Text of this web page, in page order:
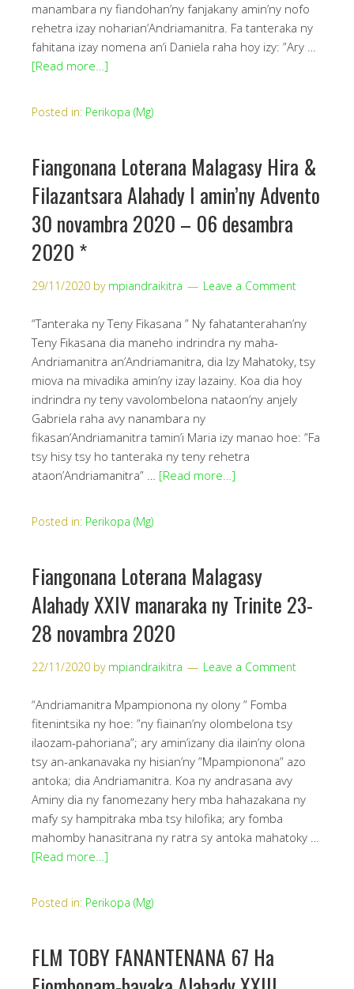
manambara ny fiandohan’ny fanjakany amin’ny nofo
rehetra izay noharian’Andriamanitra. Fa tanteraka ny
fahitana izay nomena an’i Daniela raha hoy izy: ”Ary …
[Read more…]
Posted in: Perikopa (Mg)
Fiangonana Loterana Malagasy Hira &
Filazantsara Alahady I amin’ny Advento
30 novambra 2020 – 06 desambra
2020 *
29/11/2020 by mpiandraikitra Leave a Comment
“Tanteraka ny Teny Fikasana ” Ny fahatanterahan’ny
Teny Fikasana dia maneho indrindra ny maha-
Andriamanitra an’Andriamanitra, dia Izy Mahatoky, tsy
miova na mivadika amin’ny izay lazainy. Koa dia hoy
indrindra ny teny vavolombelona nataon’ny anjely
Gabriela raha avy nanambara ny
fikasan’Andriamanitra tamin’i Maria izy manao hoe: ”Fa
tsy hisy tsy ho tanteraka ny teny rehetra
ataon’Andriamanitra” … [Read more…]
Posted in: Perikopa (Mg)
Fiangonana Loterana Malagasy
Alahady XXIV manaraka ny Trinite 23-
28 novambra 2020
22/11/2020 by mpiandraikitra Leave a Comment
“Andriamanitra Mpampionona ny olony ” Fomba
fitenintsika ny hoe: ”ny fiainan’ny olombelona tsy
ilaozam-pahoriana”; ary amin’izany dia ilain’ny olona
tsy an-ankanavaka ny hisian’ny ”Mpampionona” azo
antoka; dia Andriamanitra. Koa ny andrasana avy
Aminy dia ny fanomezany hery mba hahazakana ny
mafy sy hampitraka mba tsy hilofika; ary fomba
mahomby hanasitrana ny ratra sy antoka mahatoky …
[Read more…]
Posted in: Perikopa (Mg)
FLM TOBY FANANTENANA 67 Ha